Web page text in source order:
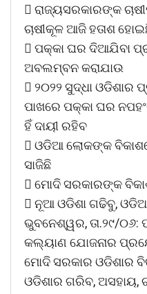
 ରାଜ୍ୟସରକାରଙ୍କ
ଚାଷୀକୂଳ ଆଜି ହତାଶ
 ପକ୍କା ଘର ଦିଆଯିବା
ଅବଲମ୍ବନ କରାଯାଉ
 ୨୦୨୨ ସୁଦ୍ଧା
ପାଖରେ ପକ୍କା ଘର
ହିଁ ଦାୟୀ ରହିବ
 ଓଡିଆ ଲୋକଙ୍କ
ସାଜିଛି
 ମୋଦି ସରକାରଙ୍କ
 ନୂଆ ଓଡିଶା ଗଢିବୁ,
ଭୁବନେଶ୍ୱର, ତା.୨୯/୦୬:
କଲ୍ୟାଣ ଯୋଜନାର
ମୋଦି ସରକାର ଓଡିଶାର
ଓଡିଶାର ଗରିବ, ଅସହାୟ,